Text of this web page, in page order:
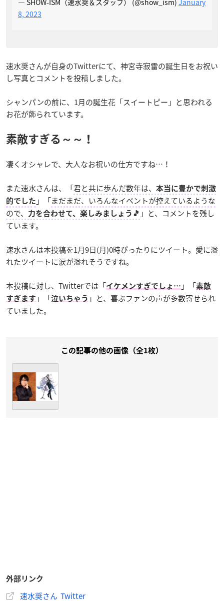
— SHOW-ISM（速水奨＆スタッフ） (@show_ism) January
8, 2023
速水奨さんが自身のTwitterにて、神宮寺寂雷の誕生日をお祝い
し写真とコメントを投稿しました。
シャンパンの前に、1月の誕生花「スイートピー」と思われる
お花が飾られています。
素敵すぎる～～！
凄くオシャレで、大人なお祝いの仕方ですね…！
また速水さんは、「君と共に歩んだ数年は、
本当に豊かで刺激
的でした 」「まだまだ、いろんなイベントが控えているような
ので、
力を合わせて、楽しみましょう🎵 」と、コメントを残し
ています。
速水さんは本投稿を1月9日(月)0時ぴったりにツイート。愛に溢
れたツイートに涙が溢れそうですね。
本投稿に対し、Twitterでは「イケメンすぎでしょ… 」「素敵
すぎます 」「泣いちゃう 」と、喜ぶファンの声が多数寄せられ
ていました。
この記事の他の画像（全1枚）
外部リンク
速水奨さん Twitter